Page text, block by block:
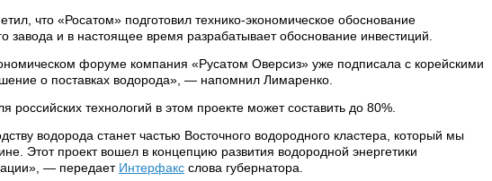
что «Росатом» подготовил технико-экономическое обоснование
завода и в настоящее время разрабатывает обоснование инвестиций.
форуме компания «Русатом Оверсиз» уже подписала с корейскими
о поставках водорода», — напомнил Лимаренко.
российских технологий в этом проекте может составить до 80%.
водорода станет частью Восточного водородного кластера, который мы
Этот проект вошел в концепцию развития водородной энергетики
— передает Интерфакс слова губернатора.